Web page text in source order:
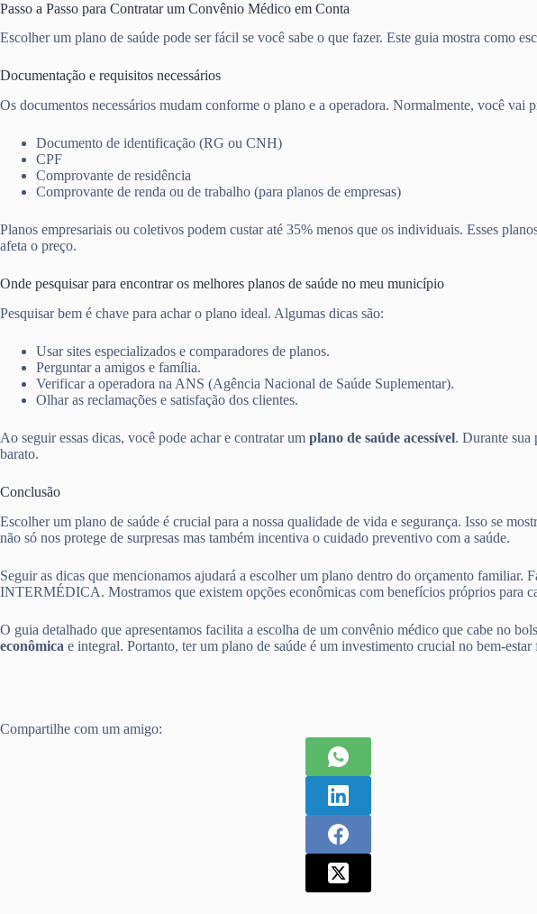
Passo a Passo para Contratar um Convênio Médico em Conta
Escolher um plano de saúde pode ser fácil se você sabe o que fazer. Este guia mostra como
Documentação e requisitos necessários
Os documentos necessários mudam conforme o plano e a operadora. Normalmente, você vai
Documento de identificação (RG ou CNH)
CPF
Comprovante de residência
Comprovante de renda ou de trabalho (para planos de empresas)
Planos empresariais ou coletivos podem custar até 35% menos que os individuais. Esses
afeta o preço.
Onde pesquisar para encontrar os melhores planos de saúde no meu município
Pesquisar bem é chave para achar o plano ideal. Algumas dicas são:
Usar sites especializados e comparadores de planos.
Perguntar a amigos e família.
Verificar a operadora na ANS (Agência Nacional de Saúde Suplementar).
Olhar as reclamações e satisfação dos clientes.
Ao seguir essas dicas, você pode achar e contratar um plano de saúde acessível. Durante sua
barato.
Conclusão
Escolher um plano de saúde é crucial para a nossa qualidade de vida e segurança. Isso se
não só nos protege de surpresas mas também incentiva o cuidado preventivo com a saúde.
Seguir as dicas que mencionamos ajudará a escolher um plano dentro do orçamento
INTERMÉDICA. Mostramos que existem opções econômicas com benefícios próprios para
O guia detalhado que apresentamos facilita a escolha de um convênio médico que cabe no
econômica e integral. Portanto, ter um plano de saúde é um investimento crucial no bem-
Compartilhe com um amigo: